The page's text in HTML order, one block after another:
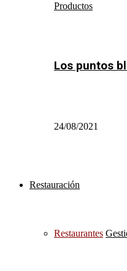
Productos
Los puntos
24/08/2021
Restauración
Restaurantes